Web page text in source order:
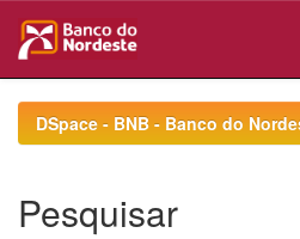
navigationDSpace - BNB - Banco do
Pesquisar